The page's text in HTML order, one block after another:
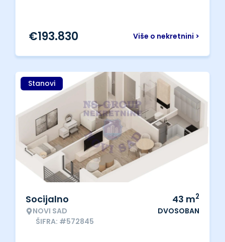
Više o nekretnini >
€193.830
Stanovi
Socijalno
NOVI SAD
ŠIFRA: #572845
43 m2
DVOSOBAN